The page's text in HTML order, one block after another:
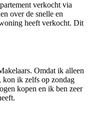
verkocht via
over de snelle en
heeft verkocht. Dit
Omdat ik alleen
kon ik zelfs op zondag
kopen en ik ben zeer